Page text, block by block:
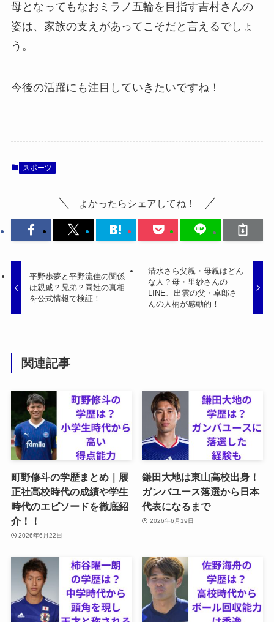
母となってもなおミラノ五輪を目指す吉村さんの
姿は、家族の支えがあってこそだと言えるでしょ
う。
今後の活躍にも注目していきたいですね！
スポーツ
よかったらシェアしてね！
平野歩夢と平野流佳の関係
は親戚？兄弟？同姓の真相
を公式情報で検証！
清水さら父親・母親はどん
な人？母・里紗さんの
LINE、出雲の父・卓郎さ
んの人柄が感動的！
関連記事
町野修斗の学歴まとめ｜履
正社高校時代の成績や学生
時代のエピソードを徹底紹
介！！
2026年6月22日
鎌田大地は東山高校出身！
ガンバユース落選から日本
代表になるまで
2026年6月19日